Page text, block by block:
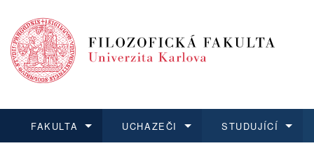
FAKULTA UCHAZEČI STUDUJÍCÍ